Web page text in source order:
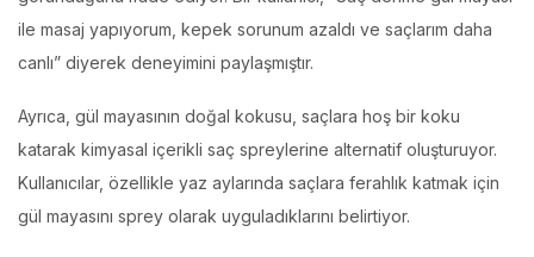
ile masaj yapıyorum, kepek sorunum azaldı ve saçlarım daha
canlı” diyerek deneyimini paylaşmıştır.
Ayrıca, gül mayasının doğal kokusu, saçlara hoş bir koku
katarak kimyasal içerikli saç spreylerine alternatif oluşturuyor.
Kullanıcılar, özellikle yaz aylarında saçlara ferahlık katmak için
gül mayasını sprey olarak uyguladıklarını belirtiyor.